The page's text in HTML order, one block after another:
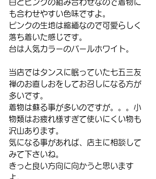
白とピンクの組み合わせなので着物に
も合わせやすい色味ですよ。
ピンクの生地は縮緬なので可愛らしく
落ち着いた感じです。
台は人気カラーのパールホワイト。
当店ではタンスに眠っていた七五三友
禅のお直しおをしてお召しになる方が
多いです。
着物は蘇る事が多いのですが。。。小
物類はお疲れ様すぎて使いにくい物も
沢山あります。
気になる事があれば、店主に相談して
みて下さいね。
きっと良い方向に向かうと思います
よ。